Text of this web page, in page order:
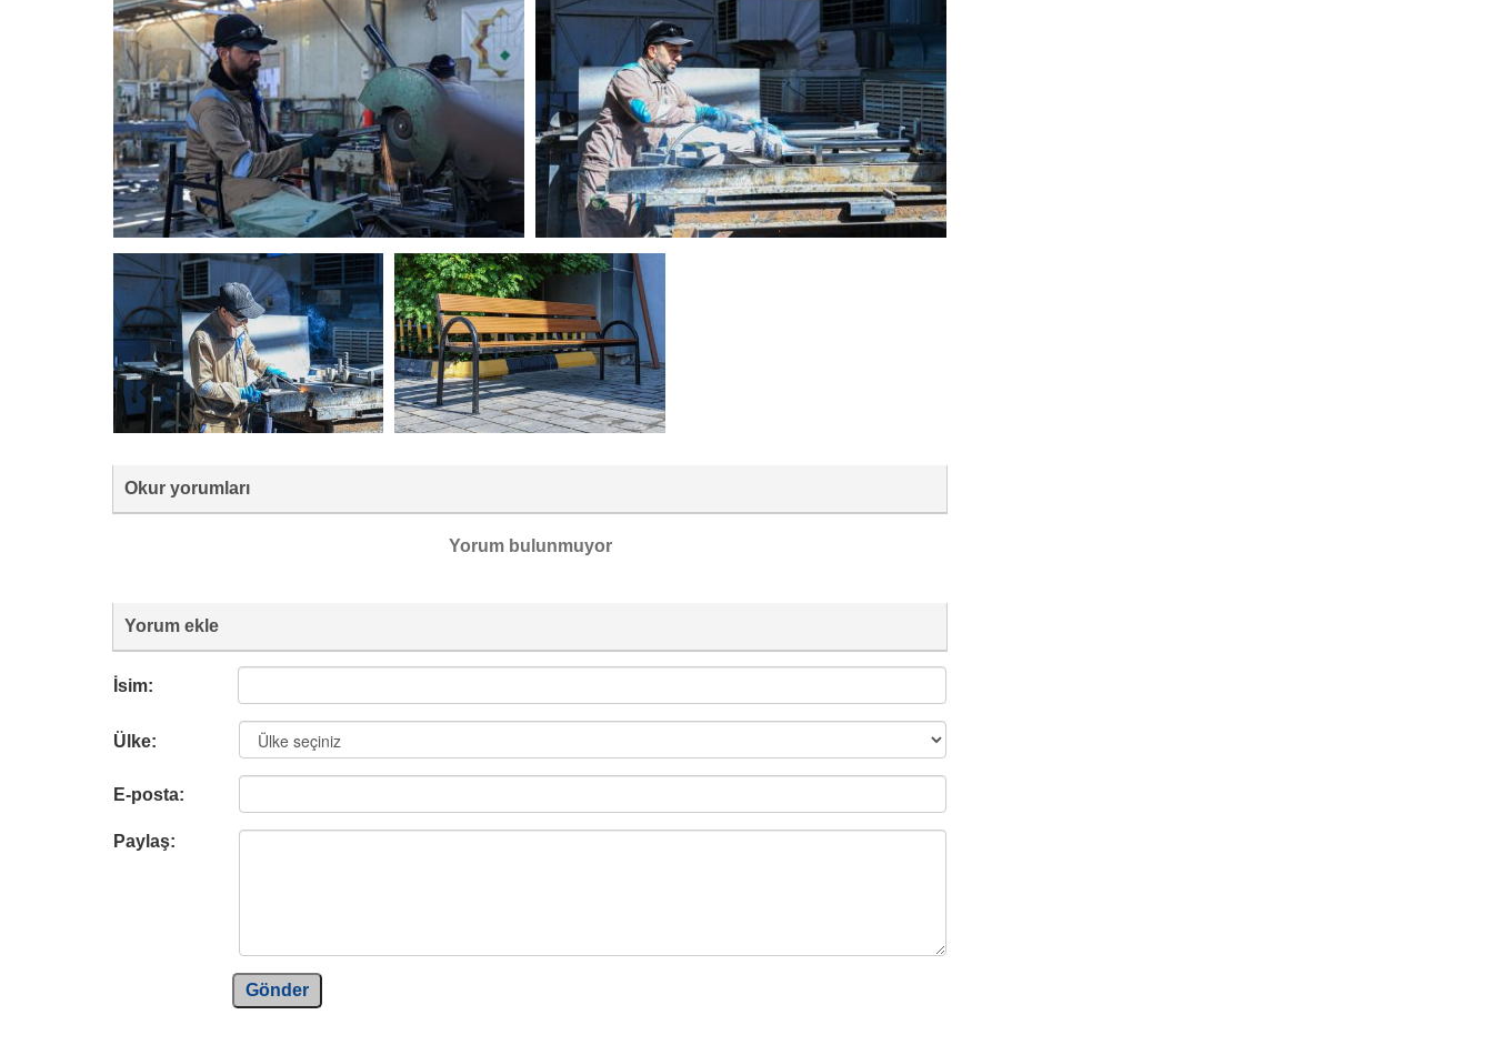
Okur yorumları
Yorum bulunmuyor
Yorum ekle
İsim:
Ülke:
E-posta:
Paylaş:
Gönder